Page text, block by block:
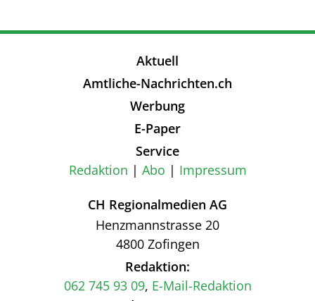
Aktuell
Amtliche-Nachrichten.ch
Werbung
E-Paper
Service
Redaktion
Abo Impressum
CH Regionalmedien AG
Henzmannstrasse 20
4800 Zofingen
Redaktion:
062 745 93 09, E-Mail-Redaktion